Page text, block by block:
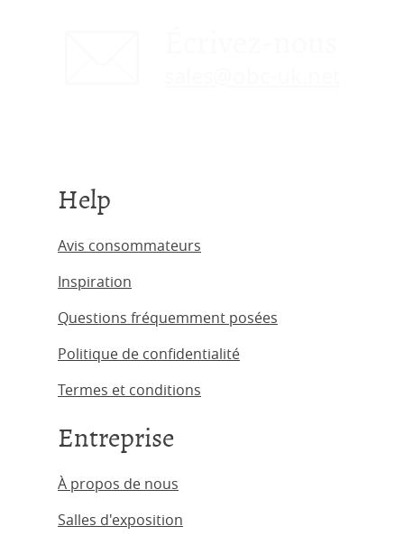
Help
Avis consommateurs
Inspiration
Questions fréquemment posées
Politique de confidentialité
Termes et conditions
Entreprise
À propos de nous
Salles d'exposition